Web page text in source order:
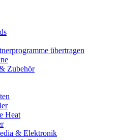
übertragen
Zubehör
Heat
& Elektronik